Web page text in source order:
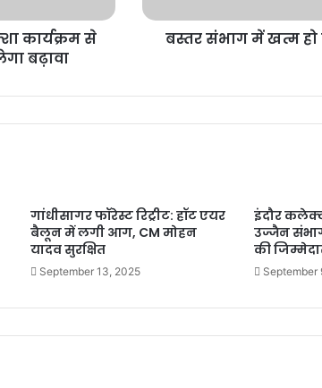
कार्यक्रम से
बढ़ावा
बस्तर संभाग में खत्म हो
गांधीसागर फॉरेस्ट रिट्रीट: हॉट एयर
बैलून में लगी आग, CM मोहन
यादव सुरक्षित
September 13, 2025
इंदौर
उज्जैन
की
September